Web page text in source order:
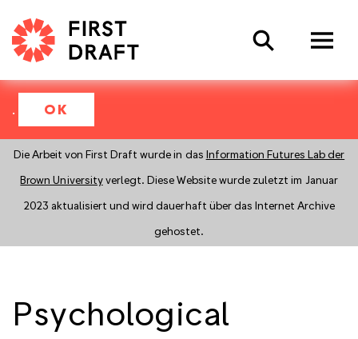
. OK
Die Arbeit von First Draft wurde in das Information Futures Lab der
Brown Universityverlegt. Diese Website wurde zuletzt im Januar
2023 aktualisiert und wird dauerhaft über das Internet Archive
gehostet.
Search
Psychological